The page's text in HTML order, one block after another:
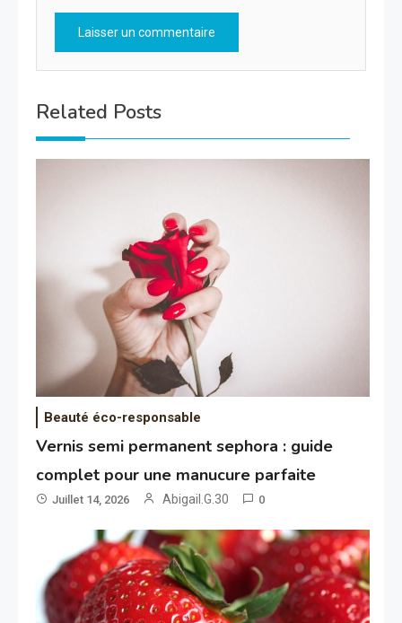
Related Posts
Beauté éco-responsable
Vernis semi permanent sephora : guide
complet pour une manucure parfaite
Juillet 14, 2026 Abigail.G.30 0